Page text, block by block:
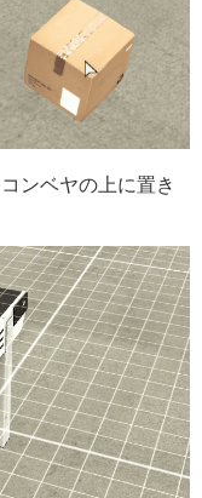
ンベヤの上に置き